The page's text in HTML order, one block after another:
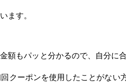
ます。
もパッと分かるので、自分に
クーポンを使用したことがな